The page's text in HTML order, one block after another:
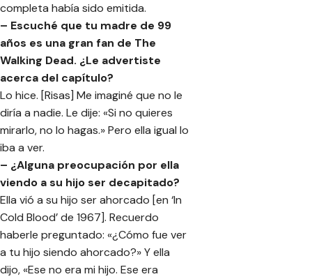
completa había sido emitida.
– Escuché que tu madre de 99
años es una gran fan de The
Walking Dead. ¿Le advertiste
acerca del capítulo?
Lo hice. [Risas] Me imaginé que no le
diría a nadie. Le dije: «Si no quieres
mirarlo, no lo hagas.» Pero ella igual lo
iba a ver.
– ¿Alguna preocupación por ella
viendo a su hijo ser decapitado?
Ella vió a su hijo ser ahorcado [en ‘In
Cold Blood’ de 1967]. Recuerdo
haberle preguntado: «¿Cómo fue ver
a tu hijo siendo ahorcado?» Y ella
dijo, «Ese no era mi hijo. Ese era